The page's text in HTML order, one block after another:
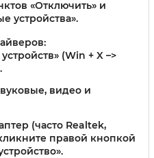
«Отключить» и
устройства».
:
(Win + X –>
видео и
(часто Realtek,
правой кнопкой